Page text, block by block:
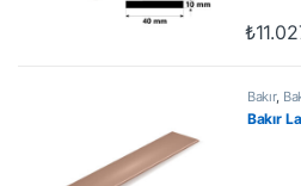
₺
Bakır,
Bakır